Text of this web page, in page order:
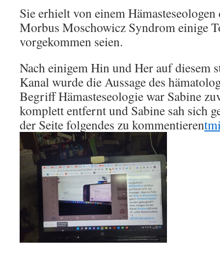
Sie erhielt von einem Hämasteseologen
Morbus Moschowicz Syndrom einige
vorgekommen seien.
Nach einigem Hin und Her auf diesem
Kanal wurde die Aussage des
Begriff Hämasteseologie war Sabine
komplett entfernt und Sabine sah sich
der Seite folgendes zu kommentieren